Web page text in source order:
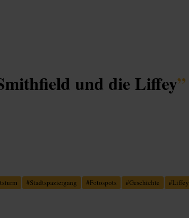
und die Liffey”
#Stadtspaziergang #Fotospots #Geschichte #Liffey